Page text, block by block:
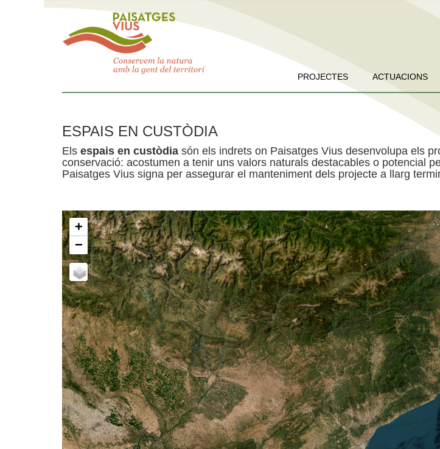
PROJECTES ACTUACIONS
ESPAIS EN CUSTÒDIA
Els espais en custòdia són els indrets on Paisatges Vius desenvolupa els
conservació: acostumen a tenir uns valors naturals destacables o potencial
Paisatges Vius signa per assegurar el manteniment dels projecte a llarg
+
−